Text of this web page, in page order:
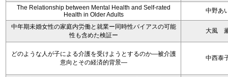
The Relationship between Mental Health and Self-rated
Health in Older Adults
中野あ
中年期未婚女性の家庭内労働と就業ー同時性バイアスの可能
性も含めた検証ー
大風
どのような人が子による介護を受けようとするのか―被介護
意向とその経済的背景―
中西泰